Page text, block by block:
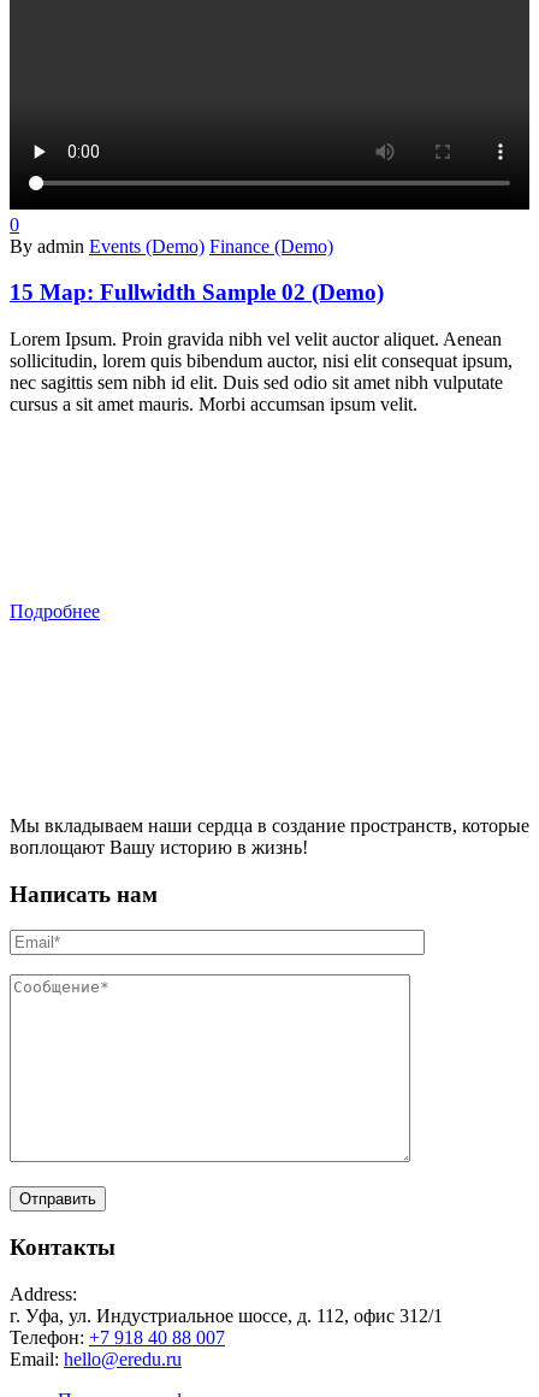
0
By admin Events (Demo) Finance (Demo)
15 Мар: Fullwidth Sample 02 (Demo)
Lorem Ipsum. Proin gravida nibh vel velit auctor aliquet. Aenean
sollicitudin, lorem quis bibendum auctor, nisi elit consequat ipsum,
nec sagittis sem nibh id elit. Duis sed odio sit amet nibh vulputate
cursus a sit amet mauris. Morbi accumsan ipsum velit.
Подробнее
Мы вкладываем наши сердца в создание пространств, которые
воплощают Вашу историю в жизнь!
Написать нам
Контакты
Address:
г. Уфа, ул. Индустриальное шоссе, д. 112, офис 312/1
Телефон: +7 918 40 88 007
Email: hello@eredu.ru